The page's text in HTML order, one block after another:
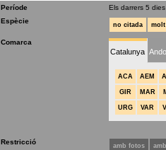
Període
Els darrers 5 dies
Espècie
no citada
Comarca
Catalunya
ACA AEM
GIR MAR
URG VAR
Restricció amb fotos